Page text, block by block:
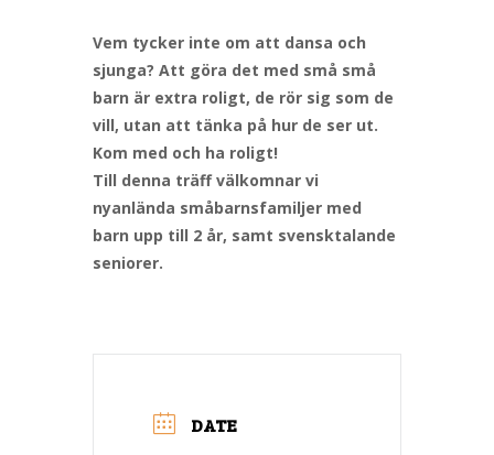
Vem tycker inte om att dansa och
sjunga? Att göra det med små små
barn är extra roligt, de rör sig som de
vill, utan att tänka på hur de ser ut.
Kom med och ha roligt!
Till denna träff välkomnar vi
nyanlända småbarnsfamiljer med
barn upp till 2 år, samt svensktalande
seniorer.
DATE